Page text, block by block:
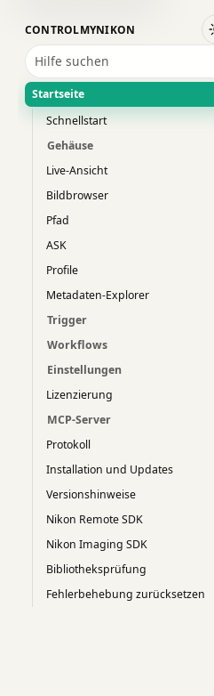
CONTROLMYNIKON
Hilfe suchen
Startseite
Schnellstart
Gehäuse
Live-Ansicht
Bildbrowser
Pfad
ASK
Profile
Metadaten-Explorer
Trigger
Workflows
Einstellungen
Lizenzierung
MCP-Server
Protokoll
Installation und Updates
Versionshinweise
Nikon Remote SDK
Nikon Imaging SDK
Bibliotheksprüfung
Fehlerbehebung zurücksetzen